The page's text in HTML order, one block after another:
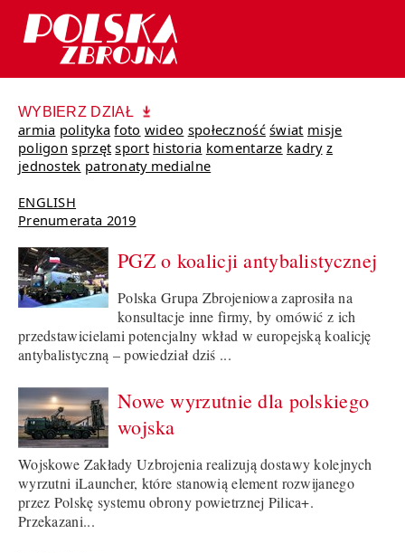
WYBIERZ DZIAŁ
armia polityka foto wideo społeczność świat misje
poligon sprzęt sport historia komentarze kadry z
jednostek patronaty medialne
ENGLISH
Prenumerata 2019
PGZ o koalicji antybalistycznej
Polska Grupa Zbrojeniowa zaprosiła na
konsultacje inne firmy, by omówić z ich
przedstawicielami potencjalny wkład w europejską koalicję
antybalistyczną – powiedział dziś ...
Nowe wyrzutnie dla polskiego
wojska
Wojskowe Zakłady Uzbrojenia realizują dostawy kolejnych
wyrzutni iLauncher, które stanowią element rozwijanego
przez Polskę systemu obrony powietrznej Pilica+.
Przekazani...